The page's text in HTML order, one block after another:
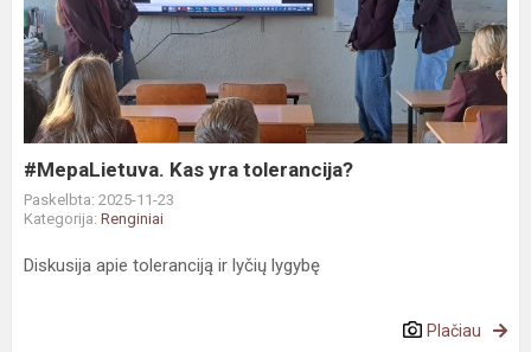
yra
tolerancija?
#MepaLietuva. Kas yra tolerancija?
Paskelbta: 2025-11-23
Kategorija: Renginiai
Diskusija apie toleranciją ir lyčių lygybę
Plačiau